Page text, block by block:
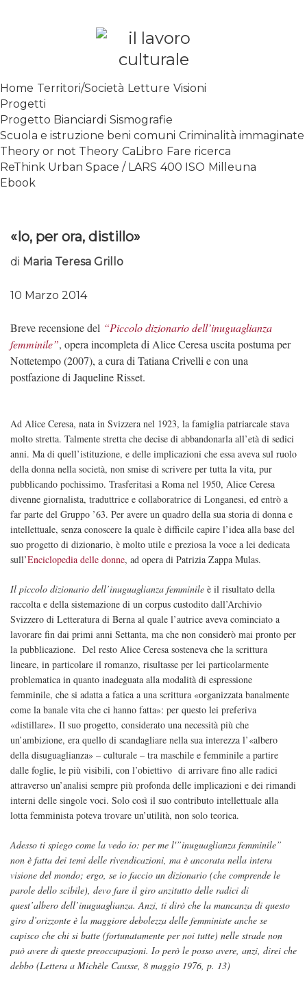
SPALANCARE LE FINESTRE DEI
CONTEMPORANEO
Home Territori/Società Letture Visioni
Progetti
Progetto Bianciardi Sismografie
Scuola e istruzione beni comuni Criminalità immaginate
Theory or not Theory CaLibro Fare ricerca
ReThink Urban Space / LARS 400 ISO Milleuna
Ebook
«Io, per ora, distillo»
di Maria Teresa Grillo
10 Marzo 2014
Breve recensione del “Piccolo dizionario dell’inuguaglianza
femminile”, opera incompleta di Alice Ceresa uscita postuma per
Nottetempo (2007), a cura di Tatiana Crivelli e con una
postfazione di Jaqueline Risset.
Ad Alice Ceresa, nata in Svizzera nel 1923, la famiglia patriarcale stava
molto stretta. Talmente stretta che decise di abbandonarla all’età di sedici
anni. Ma di quell’istituzione, e delle implicazioni che essa aveva sul ruolo
della donna nella società, non smise di scrivere per tutta la vita, pur
pubblicando pochissimo. Trasferitasi a Roma nel 1950, Alice Ceresa
divenne giornalista, traduttrice e collaboratrice di Longanesi, ed entrò a
far parte del Gruppo ’63. Per avere un quadro della sua storia di donna e
intellettuale, senza conoscere la quale è difficile capire l’idea alla base del
suo progetto di dizionario, è molto utile e preziosa la voce a lei dedicata
sull’Enciclopedia delle donne, ad opera di Patrizia Zappa Mulas.
Il piccolo dizionario dell’inuguaglianza femminile è il risultato della
raccolta e della sistemazione di un corpus custodito dall’Archivio
Svizzero di Letteratura di Berna al quale l’autrice aveva cominciato a
lavorare fin dai primi anni Settanta, ma che non considerò mai pronto per
la pubblicazione. Del resto Alice Ceresa sosteneva che la scrittura
lineare, in particolare il romanzo, risultasse per lei particolarmente
problematica in quanto inadeguata alla modalità di espressione
femminile, che si adatta a fatica a una scrittura «organizzata banalmente
come la banale vita che ci hanno fatta»: per questo lei preferiva
«distillare». Il suo progetto, considerato una necessità più che
un’ambizione, era quello di scandagliare nella sua interezza l’«albero
della disuguaglianza» – culturale – tra maschile e femminile a partire
dalle foglie, le più visibili, con l’obiettivo di arrivare fino alle radici
attraverso un’analisi sempre più profonda delle implicazioni e dei rimandi
interni delle singole voci. Solo così il suo contributo intellettuale alla
lotta femminista poteva trovare un’utilità, non solo teorica.
Adesso ti spiego come la vedo io: per me l'”inuguaglianza femminile”
non è fatta dei temi delle rivendicazioni, ma è ancorata nella intera
visione del mondo; ergo, se io faccio un dizionario (che comprende le
parole dello scibile), devo fare il giro anzitutto delle radici di
quest’albero dell’inuguaglianza. Anzi, ti dirò che la mancanza di questo
giro d’orizzonte è la maggiore debolezza delle femministe anche se
capisco che chi si batte (fortunatamente per noi tutte) nelle strade non
può avere di queste preoccupazioni. Io però le posso avere, anzi, direi che
debbo (Lettera a Michèle Causse, 8 maggio 1976, p. 13)